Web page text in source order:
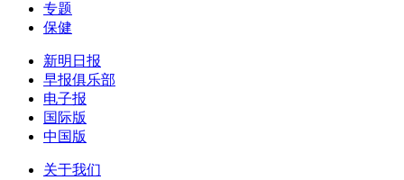
专题
保健
新明日报
早报俱乐部
电子报
国际版
中国版
关于我们